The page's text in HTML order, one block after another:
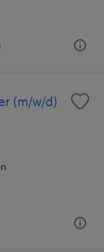
(m/w/d)